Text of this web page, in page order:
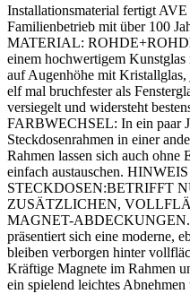
Installationsmaterial fertigt
Familienbetrieb mit über 100
MATERIAL: ROHDE+ROHDE
einem hochwertigem
auf Augenhöhe mit
elf mal bruchfester als
versiegelt und widersteht
FARBWECHSEL: In ein paar
Steckdosenrahmen in einer
Rahmen lassen sich auch ohne
einfach austauschen.
STECKDOSEN:BETRIFFT
ZUSÄTZLICHEN,
MAGNET-ABDECKUNGEN.
präsentiert sich eine moderne,
bleiben verborgen hinter
Kräftige Magnete im Rahmen
ein spielend leichtes